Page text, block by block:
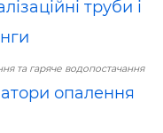
труби і
та гаряче водопостачання
опалення